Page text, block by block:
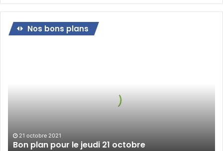
Nos bons plans
21 octobre 2021
Bon plan pour le jeudi 21 octobre